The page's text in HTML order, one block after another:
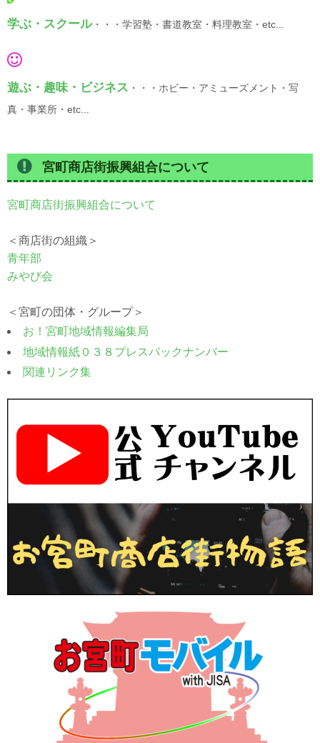
学ぶ・スクール・・・学習塾・書道教室・料理教室・etc...
遊ぶ・趣味・ビジネス ・・・ホビー・アミューズメント・写
真・事業所・etc...
宮町商店街振興組合について
宮町商店街振興組合について
＜商店街の組織＞
青年部
みやび会
＜宮町の団体・グループ＞
お！宮町地域情報編集局
地域情報紙０３８プレスバックナンバー
関連リンク集